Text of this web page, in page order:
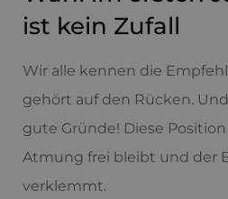
ist kein Zufall
Wir alle kennen die
gehört auf den Rücken.
gute Gründe! Diese
Atmung frei bleibt und der
verklemmt.